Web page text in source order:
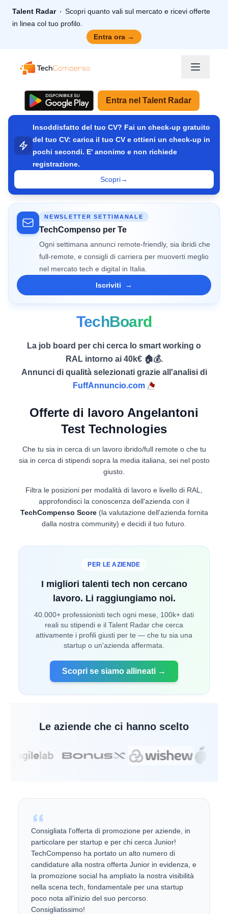
Talent Radar
Scopri quanto vali sul mercato e ricevi offerte
in linea col tuo profilo.
Entra ora →
TechCompenso
Entra nel Talent Radar
Insoddisfatto del tuo CV? Fai un check-up gratuito
del tuo CV: carica il tuo CV e ottieni un check-up in
pochi secondi. E' anonimo e non richiede
registrazione.
Scopri→
NEWSLETTER SETTIMANALE
TechCompenso per Te
Ogni settimana annunci remote-friendly, sia ibridi che
full-remote, e consigli di carriera per muoverti meglio
nel mercato tech e digital in Italia.
Iscriviti
→
TechBoard
La job board per chi cerca lo smart working o
RAL intorno ai 40k€ 🏠💰.
Annunci di qualità selezionati grazie all'analisi di
FuffAnnuncio.com
Offerte di lavoro Angelantoni
Test Technologies
Che tu sia in cerca di un lavoro ibrido/full remote o che tu
sia in cerca di stipendi sopra la media italiana, sei nel posto
giusto.
Filtra le posizioni per modalità di lavoro e livello di RAL,
approfondisci la conoscenza dell'azienda con il
TechCompenso Score(la valutazione dell'azienda fornita
dalla nostra community) e decidi il tuo futuro.
PER LE AZIENDE
I migliori talenti tech non cercano
lavoro. Li raggiungiamo noi.
40.000+ professionisti tech ogni mese, 100k+ dati
reali su stipendi e il Talent Radar che cerca
attivamente i profili giusti per te — che tu sia una
startup o un'azienda affermata.
Scopri se siamo allineati →
Le aziende che ci hanno scelto
Consigliata l'offerta di promozione per aziende, in
particolare per startup e per chi cerca Junior!
TechCompenso ha portato un alto numero di
candidature alla nostra offerta Junior in evidenza, e
la promozione social ha ampliato la nostra visibilità
nella scena tech, fondamentale per una startup
poco nota all'inizio del suo percorso.
Consigliatissimo!